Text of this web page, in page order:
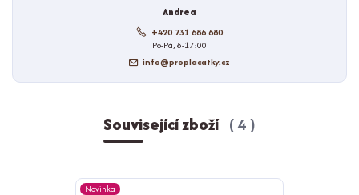
Andrea
+420 731 686 680
Po-Pá, 8-17:00
info@proplacatky.cz
Související zboží 4
Novinka